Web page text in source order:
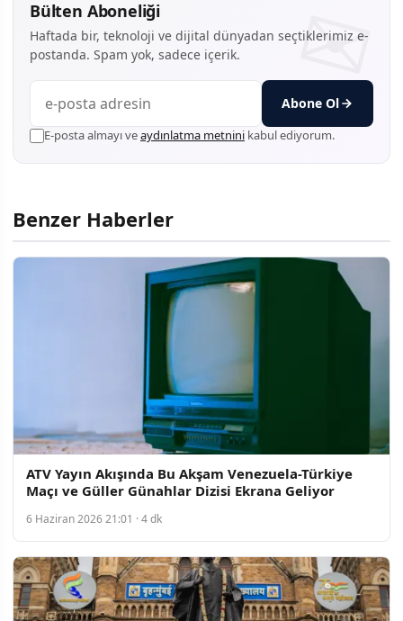
Bülten Aboneliği
Haftada bir, teknoloji ve dijital dünyadan seçtiklerimiz e-
postanda. Spam yok, sadece içerik.
Abone Ol
E-posta almayı veaydınlatma metnini kabul ediyorum.
Benzer Haberler
ATV Yayın Akışında Bu Akşam Venezuela-Türkiye
Maçı ve Güller Günahlar Dizisi Ekrana Geliyor
6 Haziran 2026 21:01 · 4 dk